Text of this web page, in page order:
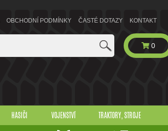
OBCHODNÍ PODMÍNKY ČASTÉ DOTAZY KONTAKT
0
HASIČI VOJENSTVÍ TRAKTORY, STROJE